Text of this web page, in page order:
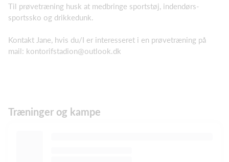
Til prøvetræning husk at medbringe sportstøj, indendørs-
sportssko og drikkedunk.
Kontakt Jane, hvis du/I er interesseret i en prøvetræning på
mail: kontorifstadion@outlook.dk
Træninger og kampe